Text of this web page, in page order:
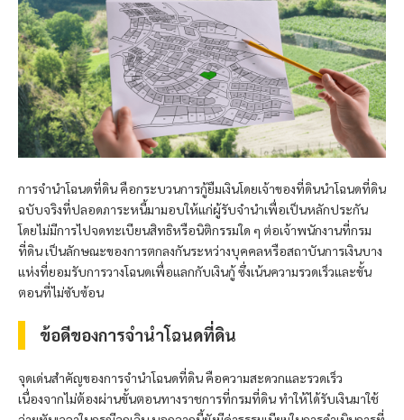
การจำนำโฉนดที่ดิน คือกระบวนการกู้ยืมเงินโดยเจ้าของที่ดินนำโฉนดที่ดิน
ฉบับจริงที่ปลอดภาระหนี้มามอบให้แก่ผู้รับจำนำเพื่อเป็นหลักประกัน
โดยไม่มีการไปจดทะเบียนสิทธิหรือนิติกรรมใด ๆ ต่อเจ้าพนักงานที่กรม
ที่ดิน เป็นลักษณะของการตกลงกันระหว่างบุคคลหรือสถาบันการเงินบาง
แห่งที่ยอมรับการวางโฉนดเพื่อแลกกับเงินกู้ ซึ่งเน้นความรวดเร็วและขั้น
ตอนที่ไม่ซับซ้อน
ข้อดีของการจำนำโฉนดที่ดิน
จุดเด่นสำคัญของการจำนำโฉนดที่ดิน คือความสะดวกและรวดเร็ว
เนื่องจากไม่ต้องผ่านขั้นตอนทางราชการที่กรมที่ดิน ทำให้ได้รับเงินมาใช้